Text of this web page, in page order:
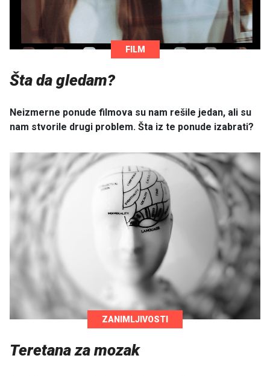
FILM
Šta da gledam?
Neizmerne ponude filmova su nam rešile jedan, ali su
nam stvorile drugi problem. Šta iz te ponude izabrati?
ZANIMLJIVOSTI
Teretana za mozak